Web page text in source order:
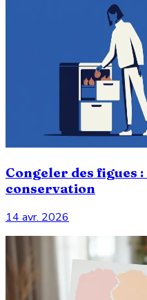
Congeler des figues
conservation
14 avr. 2026